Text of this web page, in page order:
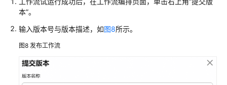
本”。
输入版本号与版本描述，如图8所示。
图8 发布工作流